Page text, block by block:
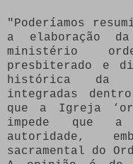
"Poderíamos
a elaboração
ministério
presbiterado e
histórica da
integradas
que a Igreja
impede que
autoridade,
sacramental do